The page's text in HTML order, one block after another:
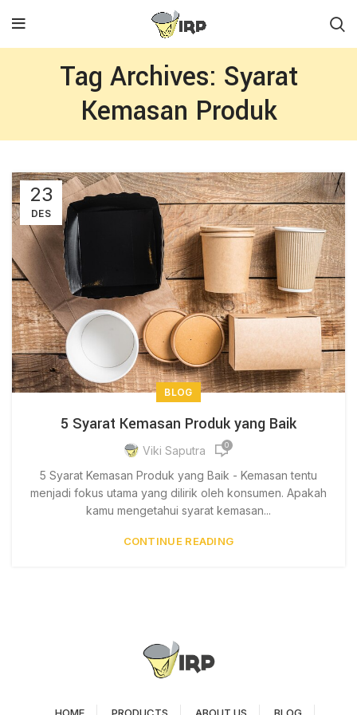
Tag Archives: Syarat
Kemasan Produk
23
DES
BLOG
5 Syarat Kemasan Produk yang Baik
Viki Saputra 0
5 Syarat Kemasan Produk yang Baik - Kemasan tentu
menjadi fokus utama yang dilirik oleh konsumen. Apakah
kamu mengetahui syarat kemasan...
CONTINUE READING